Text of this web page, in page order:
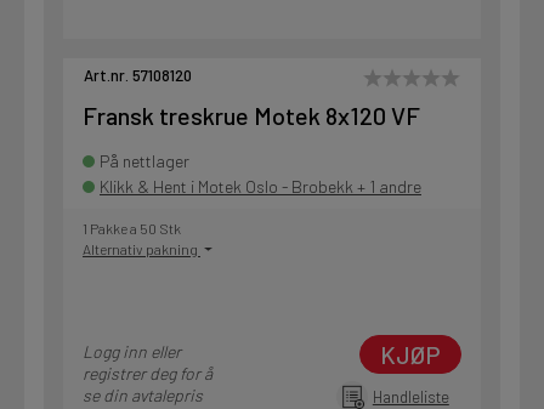
Art.nr. 57108120
Fransk treskrue Motek 8x120 VF
På nettlager
Klikk & Hent i Motek Oslo - Brobekk + 1 andre
1 Pakke a 50 Stk
Alternativ pakning
Logg inn eller
registrer deg for å
se din avtalepris
KJØP
Handleliste